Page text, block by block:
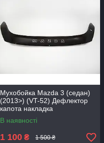
Мухобойка Mazda 3 (седан)
(2013>) (VT-52) Дефлектор
капота накладка
В наявності
1 100 ₴ 1 500 ₴